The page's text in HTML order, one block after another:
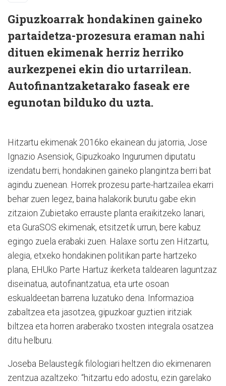
Gipuzkoarrak hondakinen gaineko
partaidetza-prozesura eraman nahi
dituen ekimenak herriz herriko
aurkezpenei ekin dio urtarrilean.
Autofinantzaketarako faseak ere
egunotan bilduko du uzta.
Hitzartu ekimenak 2016ko ekainean du jatorria, Jose
Ignazio Asensiok, Gipuzkoako Ingurumen diputatu
izendatu berri, hondakinen gaineko plangintza berri bat
agindu zuenean. Horrek prozesu parte-hartzailea ekarri
behar zuen legez, baina halakorik burutu gabe ekin
zitzaion Zubietako errauste planta eraikitzeko lanari,
eta GuraSOS ekimenak, etsitzetik urrun, bere kabuz
egingo zuela erabaki zuen. Halaxe sortu zen Hitzartu,
alegia, etxeko hondakinen politikan parte hartzeko
plana, EHUko Parte Hartuz ikerketa taldearen laguntzaz
diseinatua, autofinantzatua, eta urte osoan
eskualdeetan barrena luzatuko dena. Informazioa
zabaltzea eta jasotzea, gipuzkoar guztien iritziak
biltzea eta horren araberako txosten integrala osatzea
ditu helburu.
Joseba Belaustegik filologiari heltzen dio ekimenaren
zentzua azaltzeko: “hitzartu edo adostu, ezin garelako